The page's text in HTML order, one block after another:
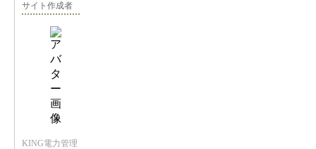
サイト作成者
KING電力管理